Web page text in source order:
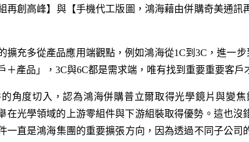
再創高峰】與【手機代工版圖，鴻海藉由併購奇美通訊
擴充多從產品應用端觀點，例如鴻海從1C到3C，進一
＋產品」，3C與6C都是需求端，唯有找到重要重要客戶
角度切入，認為鴻海併購普立爾取得光學鏡片與變
在光學領域的上游零組件與下游組裝取得優勢。這也
一直是鴻海集團的重要擴張方向，因為透過不同子公司